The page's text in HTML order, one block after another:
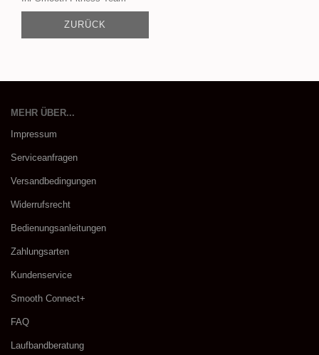
ZURÜCK
MEHR ÜBER...
Impressum
Serviceanfragen
Versandbedingungen
Widerrufsrecht
Bedienungsanleitungen
Zahlungsarten
Kundenservice
Smooth Connect+
FAQ
Laufbandberatung